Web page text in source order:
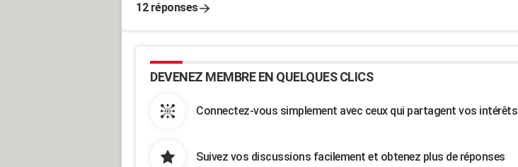
12 réponses
DEVENEZ MEMBRE EN QUELQUES CLICS
Connectez-vous simplement avec ceux qui partagent vos intérêts
Suivez vos discussions facilement et obtenez plus de réponses